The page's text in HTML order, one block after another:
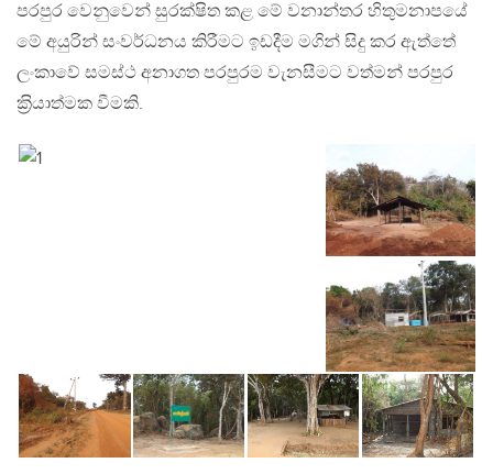
පරපුර වෙනුවෙන් සුරක්ෂිත කළ මේ වනාන්තර හිතුමනාපයේ
මේ අයුරින් සංවර්ධනය කිරීමට ඉඩදීම මගින් සිදු කර ඇත්තේ
ලංකාවේ සමස්ථ අනාගත පරපුරම වැනසීමට වත්මන් පරපුර
ක‍්‍රියාත්මක වීමකි.